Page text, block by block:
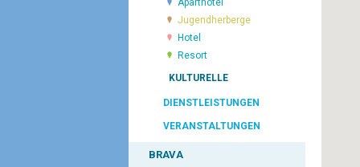
Aparthotel
Jugendherberge
Hotel
Resort
KULTURELLE
DIENSTLEISTUNGEN
VERANSTALTUNGEN
BRAVA